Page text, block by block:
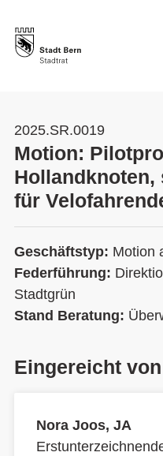
2025.SR.0019
Motion:
Hollandknoten,
für
Geschäftstyp: Motion
Federführung:
Stadtgrün
Stand Beratung:
Eingereicht von
Nora Joos, JA